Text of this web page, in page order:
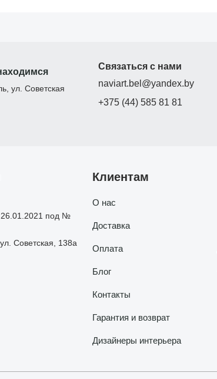
ул. Советская
Связаться с нами
naviart.bel@yandex.by
+375 (44) 585 81 81
26.01.2021 под №
Советская, 138а
Клиентам
О нас
Доставка
Оплата
Блог
Контакты
Гарантия и возврат
Дизайнеры интерьера